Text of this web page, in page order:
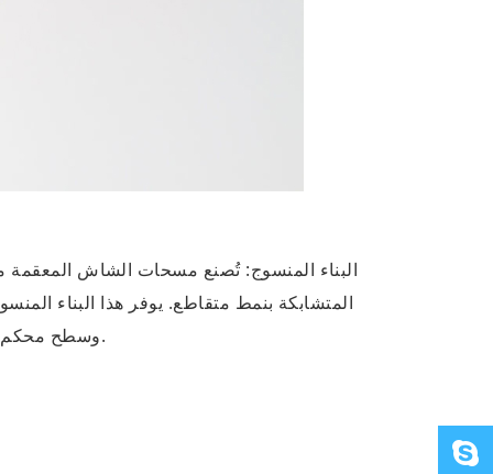
البناء المنسوج: تُصنع مسحات الشاش المعقمة
المتشابكة بنمط متقاطع. يوفر هذا البناء
وسطح محكم يعزز الامتصاص.